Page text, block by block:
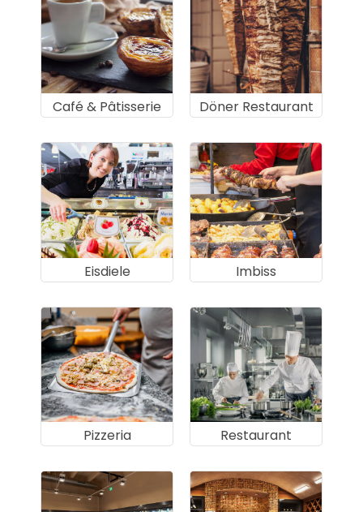
Café & Pâtisserie Döner Restaurant
Eisdiele Imbiss
Pizzeria Restaurant